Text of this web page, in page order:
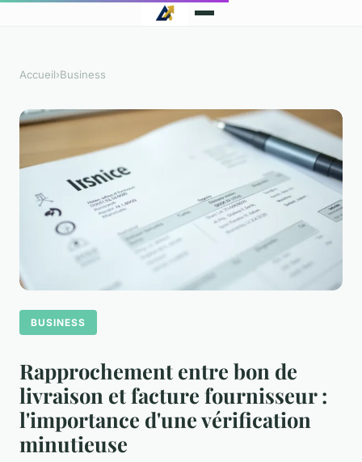
Accueil›Business
BUSINESS
Rapprochement entre bon de
livraison et facture fournisseur :
l'importance d'une vérification
minutieuse